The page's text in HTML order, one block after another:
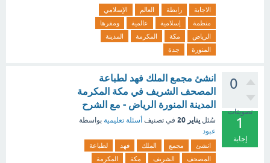
الاجابة رابطة العالم
الإسلامي
منظمة
إسلامية عالمية
ومقرها
الرياض
مكة المكرمة
المدينة
المنورة
جدة
0
تصويتات
1
إجابة
انشئ مجمع الملك فهد لطباعة
المصحف الشريف في مكة المكرمة
المدينة المنورة الرياض - مع الشرح
سُئل يناير 20 في تصنيف أسئلة تعليمية بواسطة
عبود
انشئ مجمع الملك فهد
لطباعة
المصحف
الشريف مكة
المكرمة